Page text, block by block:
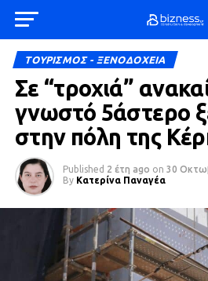
ΤΟΥΡΙΣΜΟΣ - ΞΕΝΟΔΟΧΕΙΑ
Σε “τροχιά”
γνωστό 5άστερο
στην πόλη της
Published 2 έτη ago on 30
By Κατερίνα Παναγέα